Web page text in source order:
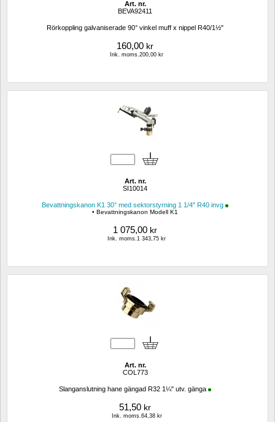
Art. nr.
BEVA92411
Rörkoppling galvaniserade 90° vinkel muff x nippel R40/1½"
160,00 kr
Ink. moms.200,00 kr
Art. nr.
SI10014
Bevattningskanon K1 30° med sektorstyrning 1 1/4" R40 invg
• Bevattningskanon Modell K1
1 075,00 kr
Ink. moms.1 343,75 kr
Art. nr.
COL773
Slanganslutning hane gängad R32 1¼" utv. gänga
51,50 kr
Ink. moms.64,38 kr